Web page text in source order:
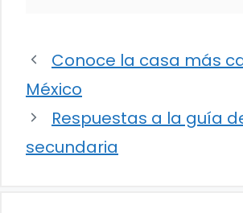
Conoce la casa más
México
Respuestas a la guía
secundaria